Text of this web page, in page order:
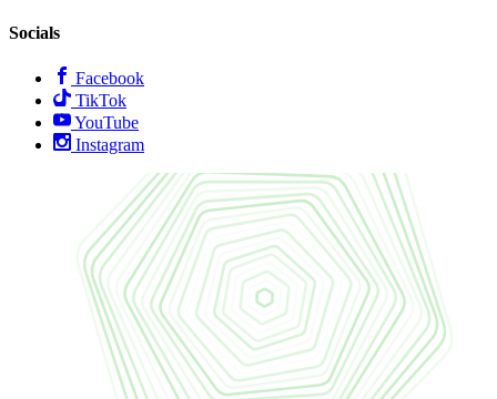
Socials
Facebook
TikTok
YouTube
Instagram